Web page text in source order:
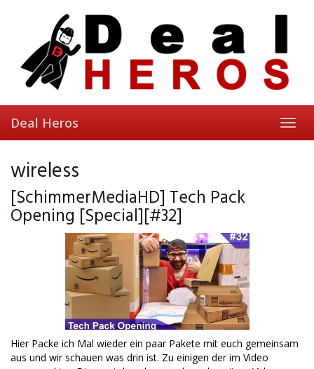
Deal Heros
wireless
[SchimmerMediaHD] Tech Pack
Opening [Special][#32]
Hier Packe ich Mal wieder ein paar Pakete mit euch gemeinsam
aus und wir schauen was drin ist. Zu einigen der im Video